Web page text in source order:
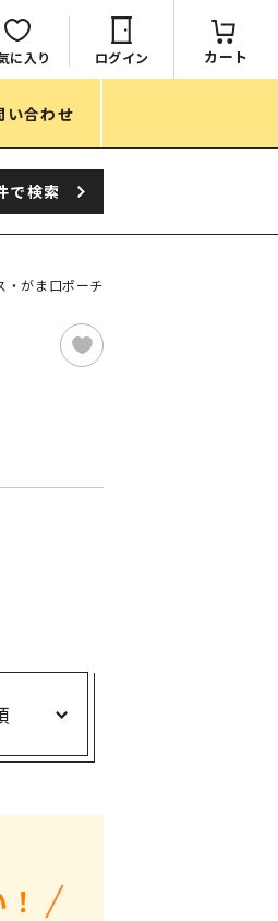
に入り ログイン カート
い合わせ
集
け特集
で検索
・がま口ポーチ